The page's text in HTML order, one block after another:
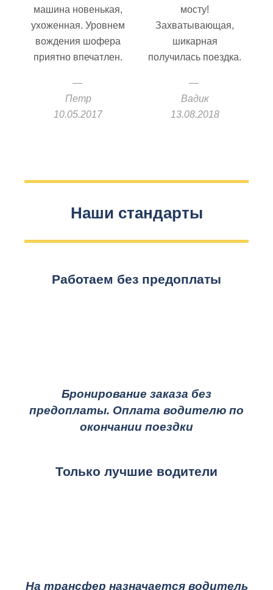
машина новенькая,
ухоженная. Уровнем
вождения шофера
приятно впечатлен.
Петр
10.05.2017
мосту!
Захватывающая,
шикарная
получилась поездка.
Вадик
13.08.2018
Наши стандарты
Работаем без предоплаты
Бронирование заказа без
предоплаты. Оплата водителю по
окончании поездки
Только лучшие водители
На трансфер назначается водитель